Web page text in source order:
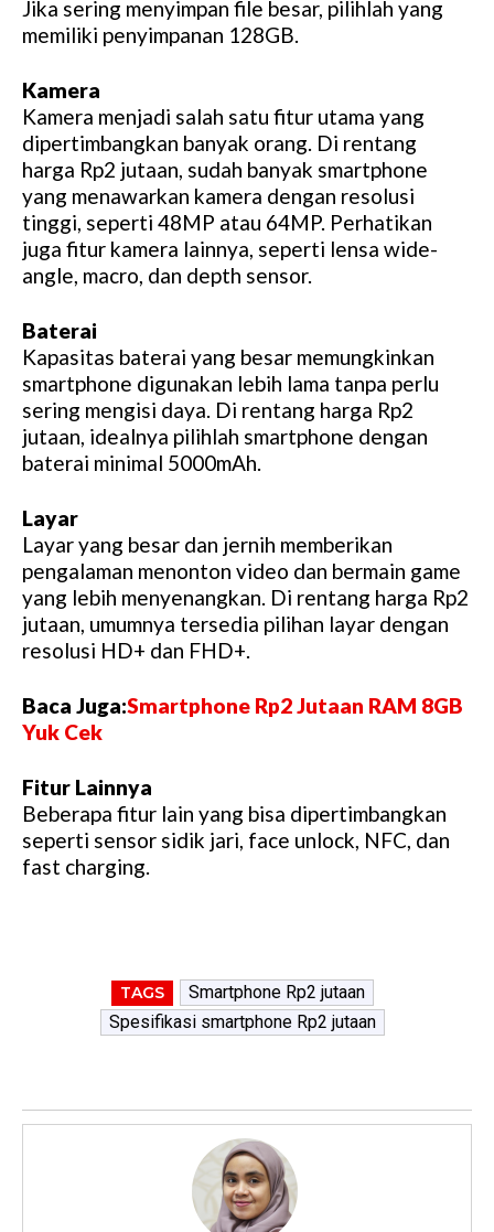
Jika sering menyimpan file besar, pilihlah yang
memiliki penyimpanan 128GB.
Kamera
Kamera menjadi salah satu fitur utama yang
dipertimbangkan banyak orang. Di rentang
harga Rp2 jutaan, sudah banyak smartphone
yang menawarkan kamera dengan resolusi
tinggi, seperti 48MP atau 64MP. Perhatikan
juga fitur kamera lainnya, seperti lensa wide-
angle, macro, dan depth sensor.
Baterai
Kapasitas baterai yang besar memungkinkan
smartphone digunakan lebih lama tanpa perlu
sering mengisi daya. Di rentang harga Rp2
jutaan, idealnya pilihlah smartphone dengan
baterai minimal 5000mAh.
Layar
Layar yang besar dan jernih memberikan
pengalaman menonton video dan bermain game
yang lebih menyenangkan. Di rentang harga Rp2
jutaan, umumnya tersedia pilihan layar dengan
resolusi HD+ dan FHD+.
Baca Juga:Smartphone Rp2 Jutaan RAM 8GB
Yuk Cek
Fitur Lainnya
Beberapa fitur lain yang bisa dipertimbangkan
seperti sensor sidik jari, face unlock, NFC, dan
fast charging.
TAGS
Smartphone Rp2 jutaan
Spesifikasi smartphone Rp2 jutaan